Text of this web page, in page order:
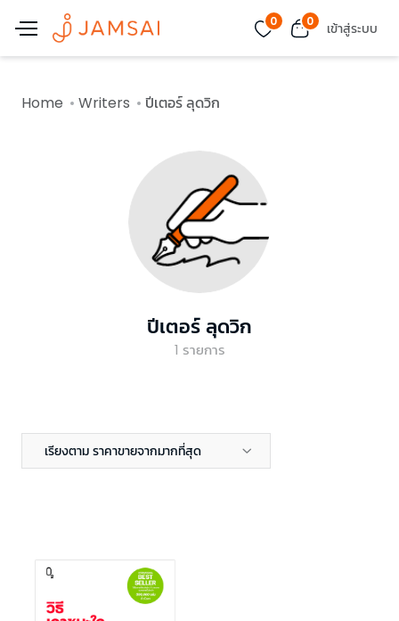
0 0 เข้าสู่ระบบ
Home Writers ปีเตอร์ ลุดวิก
ปีเตอร์ ลุดวิก
1 รายการ
เรียงตาม ราคาขายจากมากที่สุด